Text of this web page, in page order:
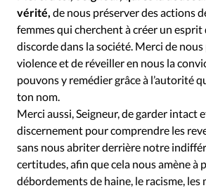
Édition: Internationale
Devise: CHF
Tous les articles
Actualité
Actualité internationale
Dossier
Eglises Foi
Opinions
Publireportage
Société
Tour du monde des Eglises
Vécu
Vie Intérieure
vérité, de nous préserver des actions
femmes qui cherchent à créer un
discorde dans la société. Merci de
violence et de réveiller en nous la
pouvons y remédier grâce à l’autorité
ton nom.
Merci aussi, Seigneur, de garder intact
discernement pour comprendre les
sans nous abriter derrière notre
certitudes, afin que cela nous amène à
débordements de haine, le racisme, les